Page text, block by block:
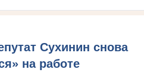
Сухинин снова
на работе